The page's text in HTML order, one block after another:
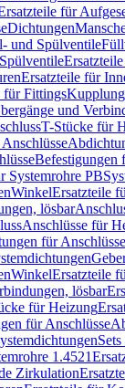
für
Dichtungen
und Spülventile
Spülventile
Ersatzteile für
für Fittings
und
T-Stücke für
Befestigungen
Systemrohre PB
WinkelErsatzteile
lösbar
Anschlüsse für
für Anschlüsse
WinkelErsatzteile
lösbar
für Heizung
für Anschlüsse
1.4521
Zirkulation